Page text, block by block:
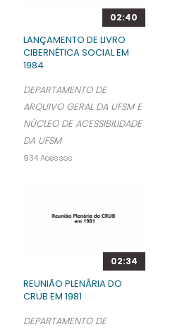
02:40
LANÇAMENTO DE LIVRO
CIBERNÉTICA SOCIAL EM
1984
DEPARTAMENTO DE
ARQUIVO GERAL DA UFSM E
NÚCLEO DE ACESSIBILIDADE
DA UFSM
934 Acessos
02:34
REUNIÃO PLENÁRIA DO
CRUB EM 1981
DEPARTAMENTO DE